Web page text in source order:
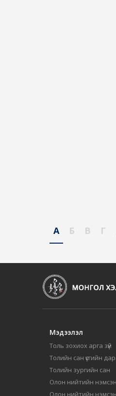
А Б В Г
Мэдээлэл
Толь зохиох арга зүй
Толийн сан үсгийн
Толийн зургийн сан
Олон нийтийн нэмсэн
Олон нийтийн